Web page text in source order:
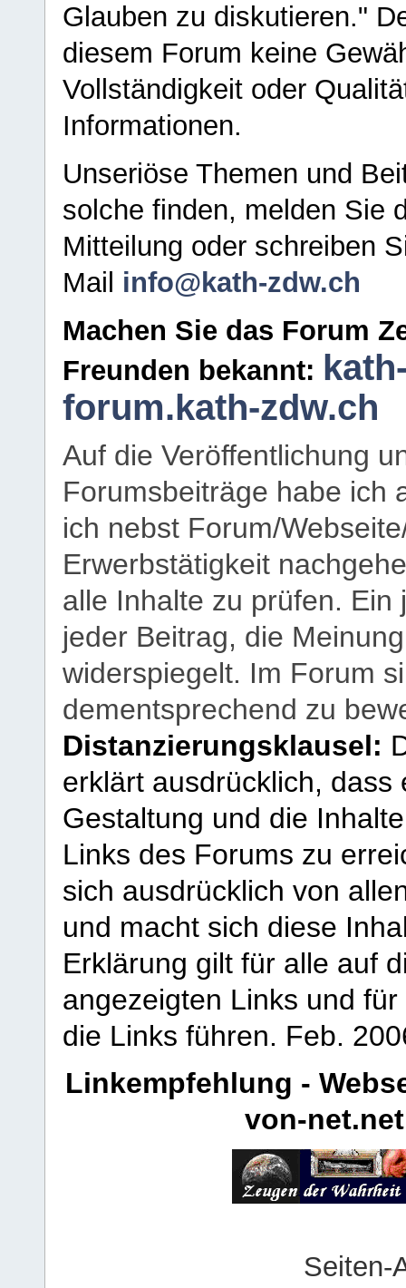
Glauben zu diskutieren."
diesem Forum keine
Vollständigkeit oder
Informationen.
Unseriöse Themen und
solche finden, melden Sie
Mitteilung oder schreiben
Mail info@kath-zdw.ch
Machen Sie das Forum
Freunden bekannt:
forum.kath-zdw.ch
Auf die Veröffentlichung
Forumsbeiträge habe ich
ich nebst Forum/
Erwerbstätigkeit
alle Inhalte zu prüfen.
jeder Beitrag, die
widerspiegelt. Im Forum
dementsprechend zu
Distanzierungsklausel:
erklärt ausdrücklich,
Gestaltung und die
Links des Forums zu
sich ausdrücklich von
und macht sich diese
Erklärung gilt für alle auf
angezeigten Links und
die Links führen. Feb.
Linkempfehlung -
von-net.net
Seiten-